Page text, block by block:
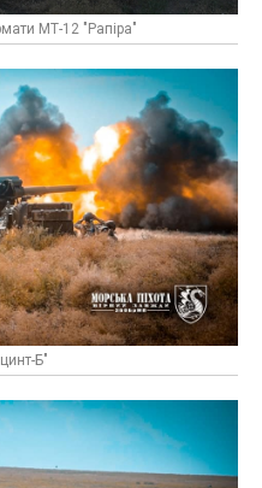
МТ-12 "Рапіра"
Б"